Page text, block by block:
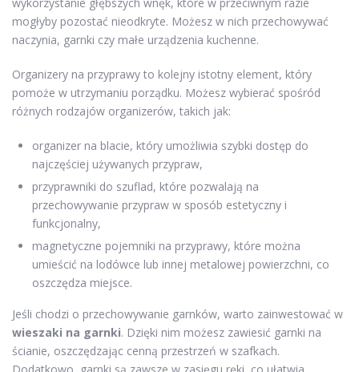
mogłyby pozostać nieodkryte. Możesz w nich przechowywać
naczynia, garnki czy małe urządzenia kuchenne.
Organizery na przyprawy to kolejny istotny element, który
pomoże w utrzymaniu porządku. Możesz wybierać spośród
różnych rodzajów organizerów, takich jak:
organizer na blacie, który umożliwia szybki dostęp do
najczęściej używanych przypraw,
przyprawniki do szuflad, które pozwalają na
przechowywanie przypraw w sposób estetyczny i
funkcjonalny,
magnetyczne pojemniki na przyprawy, które można
umieścić na lodówce lub innej metalowej powierzchni, co
oszczędza miejsce.
Jeśli chodzi o przechowywanie garnków, warto zainwestować w
wieszaki na garnki. Dzięki nim możesz zawiesić garnki na
ścianie, oszczędzając cenną przestrzeń w szafkach.
Dodatkowo, garnki są zawsze w zasięgu ręki, co ułatwia